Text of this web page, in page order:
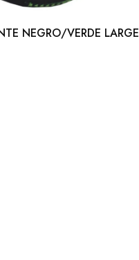
NEGRO/VERDE LARGE